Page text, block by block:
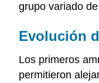
grupo variado de
Evolución
Los primeros
permitieron